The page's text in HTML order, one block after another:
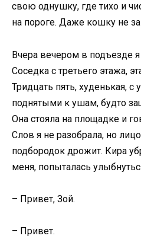
свою однушку, где тихо и
на пороге. Даже кошку не
Вчера вечером в подъезде я
Соседка с третьего этажа,
Тридцать пять, худенькая,
поднятыми к ушам, будто
Она стояла на площадке и
Слов я не разобрала, но
подбородок дрожит. Кира
меня, попыталась
– Привет, Зой.
– Привет.